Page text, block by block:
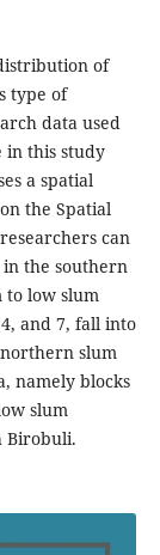
of
type of
data used
in this study
a spatial
the Spatial
can
the southern
to low slum
and 7, fall into
slum
namely blocks
slum
Birobuli.